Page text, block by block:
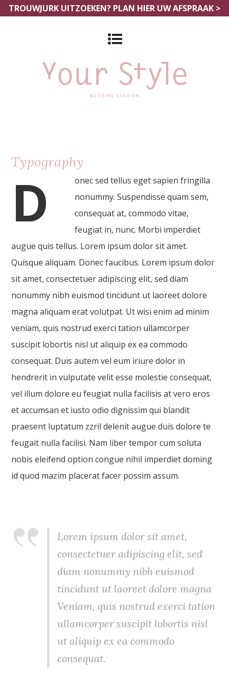
TROUWJURK UITZOEKEN? PLAN HIER UW AFSPRAAK >
Typography
D
onec sed tellus eget sapien fringilla
nonummy. Suspendisse quam sem,
consequat at, commodo vitae,
feugiat in, nunc. Morbi imperdiet
augue quis tellus. Lorem ipsum dolor sit amet.
Quisque aliquam. Donec faucibus. Lorem ipsum dolor
sit amet, consectetuer adipiscing elit, sed diam
nonummy nibh euismod tincidunt ut laoreet dolore
magna aliquam erat volutpat. Ut wisi enim ad minim
veniam, quis nostrud exerci tation ullamcorper
suscipit lobortis nisl ut aliquip ex ea commodo
consequat. Duis autem vel eum iriure dolor in
hendrerit in vulputate velit esse molestie consequat,
vel illum dolore eu feugiat nulla facilisis at vero eros
et accumsan et iusto odio dignissim qui blandit
praesent luptatum zzril delenit augue duis dolore te
feugait nulla facilisi. Nam liber tempor cum soluta
nobis eleifend option congue nihil imperdiet doming
id quod mazim placerat facer possim assum.
Lorem ipsum dolor sit amet,
consectetuer adipiscing elit, sed
diam nonummy nibh euismod
tincidunt ut laoreet dolore magna
Veniam, quis nostrud exerci tation
ullamcorper suscipit lobortis nisl
ut aliquip ex ea commodo
consequat.